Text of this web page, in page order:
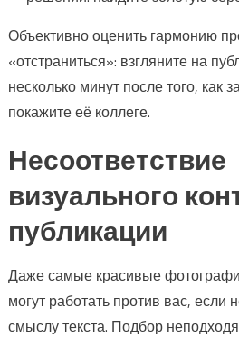
Объективно оценить гармонию
«отстраниться»: взгляните на
несколько минут после того, как
покажите её коллеге.
Несоответствие
визуального
публикации
Даже самые красивые
могут работать против вас, если
смыслу текста. Подбор